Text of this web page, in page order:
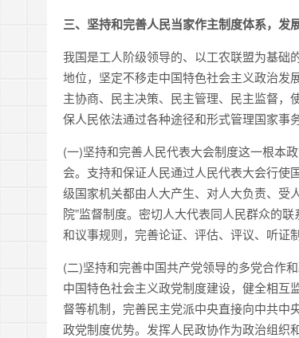
三、坚持和完善人民当家作主制度体系，发
我国是工人阶级领导的、以工农联盟为基础
地位，坚定不移走中国特色社会主义政治发
主协商、民主决策、民主管理、民主监督，
保人民依法通过各种途径和形式管理国家事
(一)坚持和完善人民代表大会制度这一根本
会。支持和保证人民通过人民代表大会行使
级国家机关都由人大产生、对人大负责、受
院”监督制度。密切人大代表同人民群众的
和议事规则，完善论证、评估、评议、听证
(二)坚持和完善中国共产党领导的多党合作
中国特色社会主义政党制度建设，健全相互
督等机制，完善民主党派中央直接向中共中
政党制度优势。发挥人民政协作为政治组织